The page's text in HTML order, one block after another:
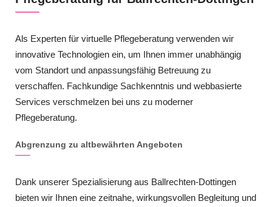
Als Experten für virtuelle Pflegeberatung verwenden wir
innovative Technologien ein, um Ihnen immer unabhängig
vom Standort und anpassungsfähig Betreuung zu
verschaffen. Fachkundige Sachkenntnis und webbasierte
Services verschmelzen bei uns zu moderner
Pflegeberatung.
Abgrenzung zu altbewährten Angeboten
Dank unserer Spezialisierung aus Ballrechten-Dottingen
bieten wir Ihnen eine zeitnahe, wirkungsvollen Begleitung und